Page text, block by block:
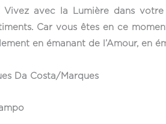
Vivez avec la Lumière dans
Car vous êtes en ce
en émanant de l’Amour, en
Da Costa/Marques